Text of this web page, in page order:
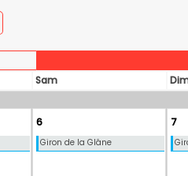
Sam
6
Giron de la Glâne
7